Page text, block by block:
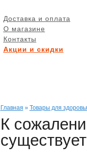
Доставка и оплата
О магазине
Контакты
Акции и скидки
Главная » Товары для
К